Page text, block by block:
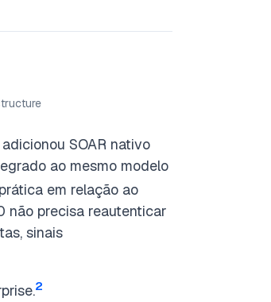
SOAR nativo
ao mesmo modelo
em relação ao
não precisa reautenticar
sinais
2